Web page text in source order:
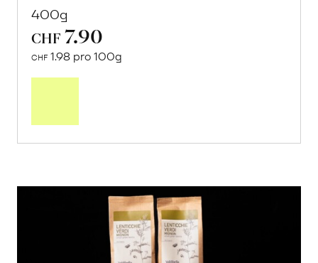
400g
CHF 7.90
CHF 1.98 pro 100g